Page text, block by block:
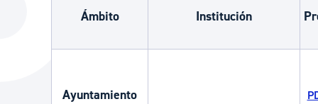
La ciudad
La ciudad futura
Agenda
Ámbito Institución
Ayuntamiento